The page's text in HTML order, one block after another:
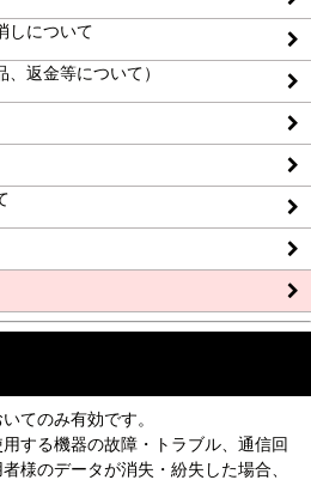
について
返金等について）
てのみ有効です。
する機器の故障・トラブル、通信回
様のデータが消失・紛失した場合、